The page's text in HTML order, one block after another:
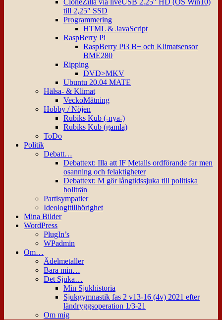
CloneZilla via liveUSB 2.25″ HD (OS Win10)
till 2,25″ SSD
Programmering
HTML & JavaScript
RaspBerry Pi
RaspBerry Pi3 B+ och Klimatsensor
BME280
Ripping
DVD>MKV
Ubuntu 20.04 MATE
Hälsa- & Klimat
VeckoMätning
Hobby / Nöjen
Rubiks Kub (-nya-)
Rubiks Kub (gamla)
ToDo
Politik
Debatt…
Debattext: Illa att IF Metalls ordförande far men
osanning och felaktigheter
Debattext: M gör långtidssjuka till politiska
bollträn
Partisympatier
Ideologitillhörighet
Mina Bilder
WordPress
PlugIn’s
WPadmin
Om…
Ädelmetaller
Bara min…
Det Sjuka…
Min Sjukhistoria
Sjukgymnastik fas 2 v13-16 (4v) 2021 efter
ländryggsoperation 1/3-21
Om mig